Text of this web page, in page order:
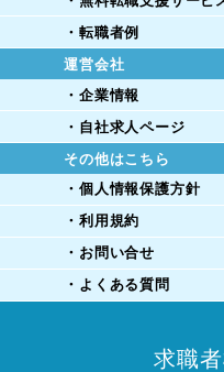
・転職者例
運営会社
・企業情報
・自社求人ページ
その他はこちら
・個人情報保護方針
・利用規約
・お問い合せ
・よくある質問
求職